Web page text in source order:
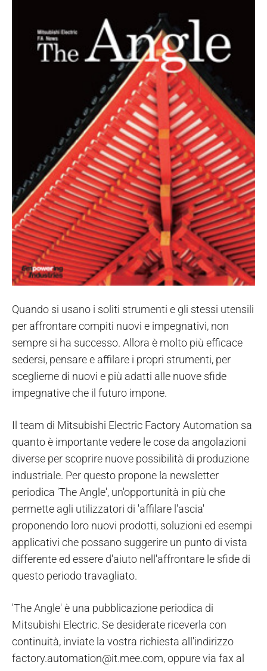
Quando si usano i soliti strumenti e gli stessi utensili
per affrontare compiti nuovi e impegnativi, non
sempre si ha successo. Allora è molto più efficace
sedersi, pensare e affilare i propri strumenti, per
sceglierne di nuovi e più adatti alle nuove sfide
impegnative che il futuro impone.
Il team di Mitsubishi Electric Factory Automation sa
quanto è importante vedere le cose da angolazioni
diverse per scoprire nuove possibilità di produzione
industriale. Per questo propone la newsletter
periodica 'The Angle', un'opportunità in più che
permette agli utilizzatori di 'affilare l'ascia'
proponendo loro nuovi prodotti, soluzioni ed esempi
applicativi che possano suggerire un punto di vista
differente ed essere d'aiuto nell'affrontare le sfide di
questo periodo travagliato.
'The Angle' è una pubblicazione periodica di
Mitsubishi Electric. Se desiderate riceverla con
continuità, inviate la vostra richiesta all'indirizzo
factory.automation@it.mee.com, oppure via fax al